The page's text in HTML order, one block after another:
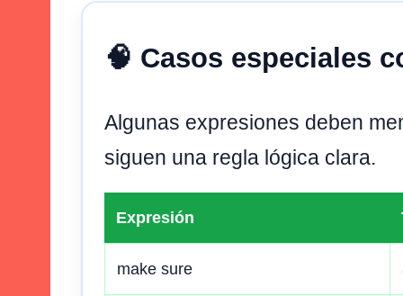
🧠 Casos especiales
Algunas expresiones deben
siguen una regla lógica clara.
Expresión
make sure